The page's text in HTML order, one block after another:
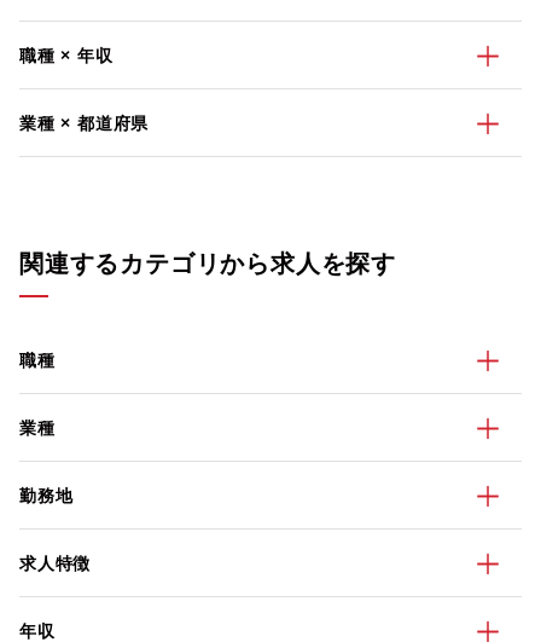
職種 × 年収
業種 × 都道府県
関連するカテゴリから求人を探す
職種
業種
勤務地
求人特徴
年収